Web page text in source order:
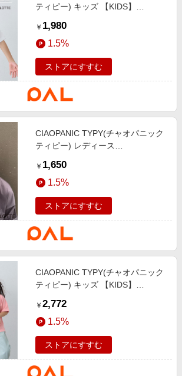
ティピー) キッズ 【KIDS】
バックロゴクールミントTEE ホワ
イト
￥ 1,980
1.5%
ストアにすすむ
CIAOPANIC TYPY(チャオパニック
ティピー) レディース
板ガムロゴキャップ グリーン
￥ 1,650
1.5%
ストアにすすむ
CIAOPANIC TYPY(チャオパニック
ティピー) キッズ 【KIDS】
バックロゴ板ガム集合TEE ピンク
￥ 2,772
1.5%
ストアにすすむ